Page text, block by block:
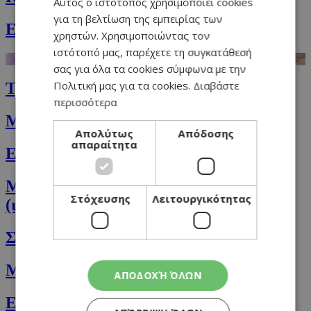
Εύκολο κοτόπουλο κάρυ
Το coleslaw αλλιώς (Indian slaw)
Μαύρα φασόλια με καρύδα
Ελιωτή με πορτοκάλι
Μελιτζάνες στον φούρνο με ντομάτα
(ιμάμ μπαϊλντί)
Σαλάτα φιέστα (fiesta)
Μεξικάνικο φαγητό με κοτόπουλο
Εύκολο μίλιε φόλιε (millefoglie)
ENGLISH
για τη βελτίωση της εμπειρίας των
χρηστών. Χρησιμοποιώντας τον
ιστότοπό μας, παρέχετε τη συγκατάθεσή
σας για όλα τα cookies σύμφωνα με την
Πολιτική μας για τα cookies. Διαβάστε
περισσότερα
Απολύτως
απαραίτητα
Απόδοσης
Στόχευσης Λειτουργικότητας
ΑΠΟΔΟΧΉ ΌΛΩΝ